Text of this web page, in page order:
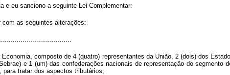
e eu sanciono a seguinte Lei Complementar:
com as seguintes alterações:
composto de 4 (quatro) representantes da União, 2 (dois) dos
e 1 (um) das confederações nacionais de representação do segmento
para tratar dos aspectos tributários;